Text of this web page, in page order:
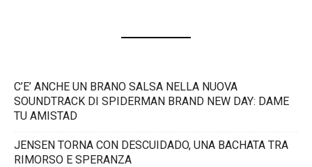
C’E’ ANCHE UN BRANO SALSA NELLA NUOVA
SOUNDTRACK DI SPIDERMAN BRAND NEW DAY: DAME
TU AMISTAD
JENSEN TORNA CON DESCUIDADO, UNA BACHATA TRA
RIMORSO E SPERANZA